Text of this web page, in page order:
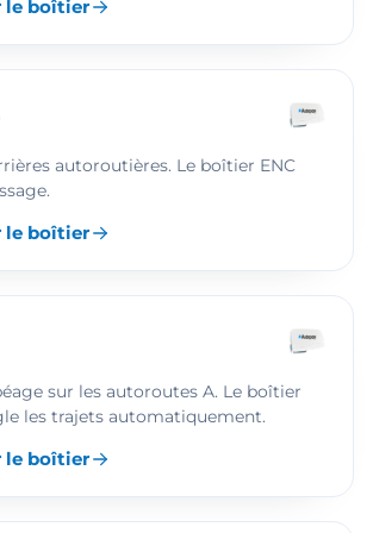
le boîtier
autoroutières. Le boîtier ENC
le boîtier
sur les autoroutes A. Le boîtier
les trajets automatiquement.
le boîtier